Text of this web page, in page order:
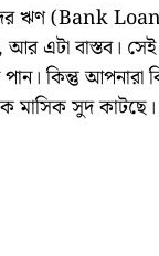
ঋণ (Bank
বাস্তব। সেই
কিন্তু
মাসিক সুদ কাটছে।